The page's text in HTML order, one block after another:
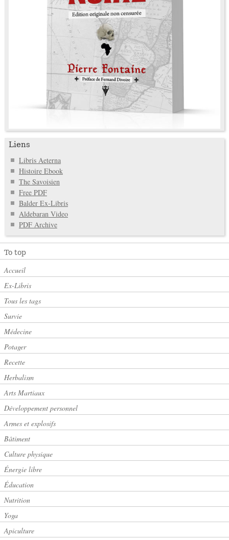
Liens
Libris Aeterna
Histoire Ebook
The Savoisien
Free PDF
Balder Ex-Libris
Aldebaran Video
PDF Archive
To top
Accueil
Ex-Libris
Tous les tags
Survie
Médecine
Potager
Recette
Herbalism
Arts Martiaux
Développement personnel
Armes et explosifs
Bâtiment
Culture physique
Énergie libre
Éducation
Nutrition
Yoga
Apiculture